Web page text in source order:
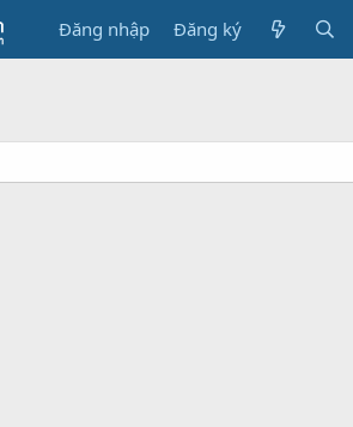
Đăng nhập Đăng ký